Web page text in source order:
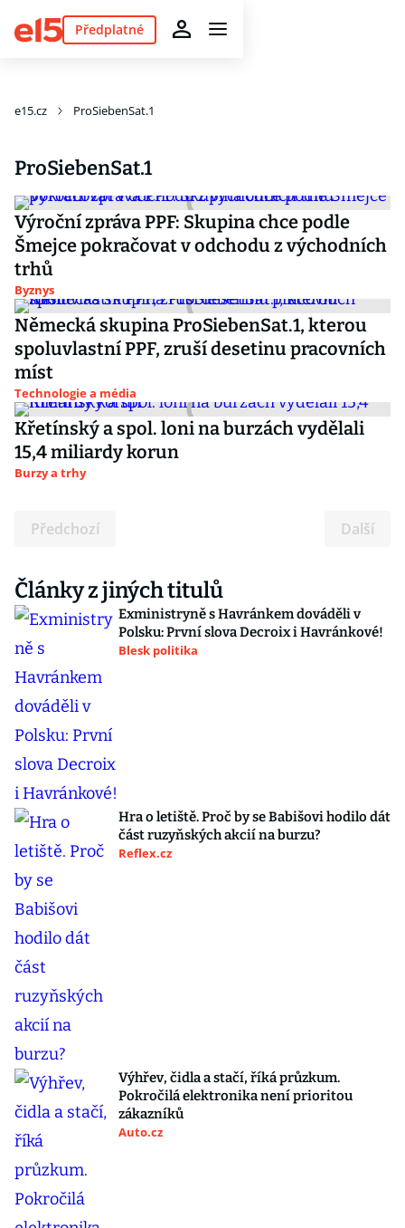
Předplatné
e15.cz ProSiebenSat.1
ProSiebenSat.1
Výroční zpráva PPF: Skupina chce podle
Šmejce pokračovat v odchodu z východních
trhů
Byznys
Německá skupina ProSiebenSat.1, kterou
spoluvlastní PPF, zruší desetinu pracovních
míst
Technologie a média
Křetínský a spol. loni na burzách vydělali
15,4 miliardy korun
Burzy a trhy
Předchozí Další
Články z jiných titulů
Exministryně s Havránkem dováděli v
Polsku: První slova Decroix i Havránkové!
Blesk politika
Hra o letiště. Proč by se Babišovi hodilo dát
část ruzyňských akcií na burzu?
Reflex.cz
Výhřev, čidla a stačí, říká průzkum.
Pokročilá elektronika není prioritou
zákazníků
Auto.cz